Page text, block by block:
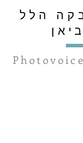
הלל